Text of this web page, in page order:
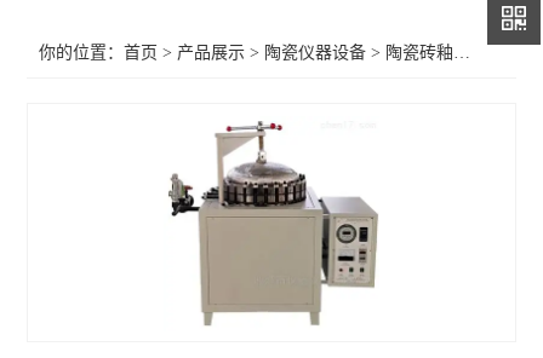
你的位置：首页 > 产品展示 > 陶瓷仪器设备 > 陶瓷砖釉面抗龟裂仪